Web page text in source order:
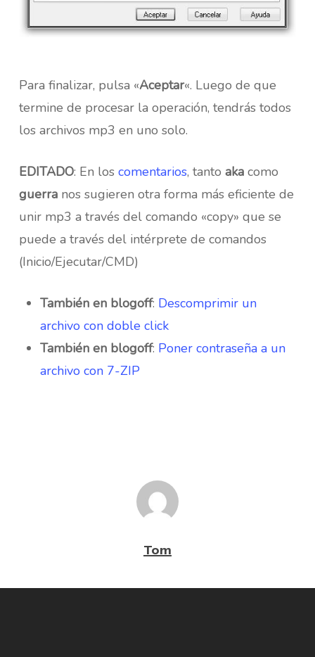
Para finalizar, pulsa «Aceptar«. Luego de que
termine de procesar la operación, tendrás todos
los archivos mp3 en uno solo.
EDITADO: En los comentarios, tanto akacomo
guerranos sugieren otra forma más eficiente de
unir mp3 a través del comando «copy» que se
puede a través del intérprete de comandos
(Inicio/Ejecutar/CMD)
También en blogoff: Descomprimir un
archivo con doble click
También en blogoff: Poner contraseña a un
archivo con 7-ZIP
Tom